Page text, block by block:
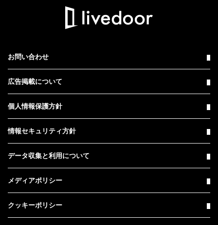
お問い合わせ
広告掲載について
個人情報保護方針
情報セキュリティ方針
データ収集と利用について
メディアポリシー
クッキーポリシー